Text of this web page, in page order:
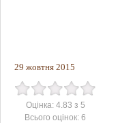
29 жовтня 2015
Оцінка: 4.83 з 5
Всього оцінок: 6